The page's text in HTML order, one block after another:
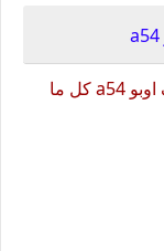
لتشغيل فلاش الكاميرا اثناء الرنين فى هاتف اوبو a54 كل ما